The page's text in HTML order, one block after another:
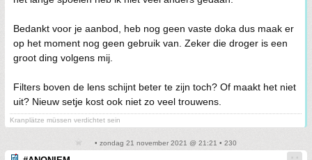
Bedankt voor je aanbod, heb nog geen vaste doka dus maak er
op het moment nog geen gebruik van. Zeker die droger is een
groot ding volgens mij.
Filters boven de lens schijnt beter te zijn toch? Of maakt het niet
uit? Nieuw setje kost ook niet zo veel trouwens.
Kranplätze müssen verdichtet sein
• zondag 21 november 2021 @ 21:21 • 230